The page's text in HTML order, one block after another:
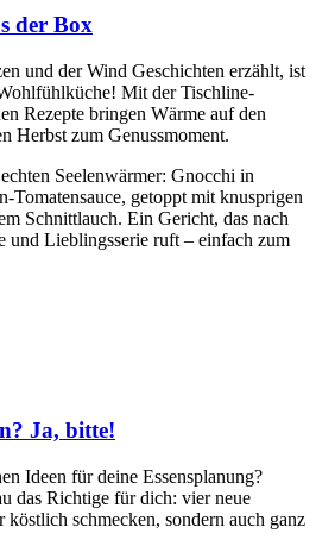
der Box
und der Wind Geschichten erzählt, ist
Mit der Tischline-
Rezepte bringen Wärme auf den
Herbst zum Genussmoment.
Seelenwärmer: Gnocchi in
Tomatensauce, getoppt mit knusprigen
Schnittlauch. Ein Gericht, das nach
und Lieblingsserie ruft – einfach zum
Ja, bitte!
Ideen für deine Essensplanung?
das Richtige für dich: vier neue
köstlich schmecken, sondern auch ganz